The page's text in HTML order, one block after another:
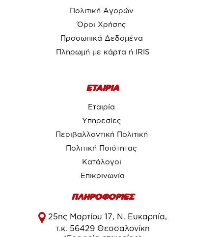
Πολιτική Αγορών
Όροι Χρήσης
Προσωπικά Δεδομένα
Πληρωμή με κάρτα ή IRIS
ΕΤΑΙΡΙΑ
Εταιρία
Υπηρεσίες
Περιβαλλοντική Πολιτική
Πολιτική Ποιότητας
Κατάλογοι
Επικοινωνία
ΠΛΗΡΟΦΟΡΙΕΣ
25ης Μαρτίου 17, Ν. Ευκαρπία,
τ.κ. 56429 Θεσσαλονίκη